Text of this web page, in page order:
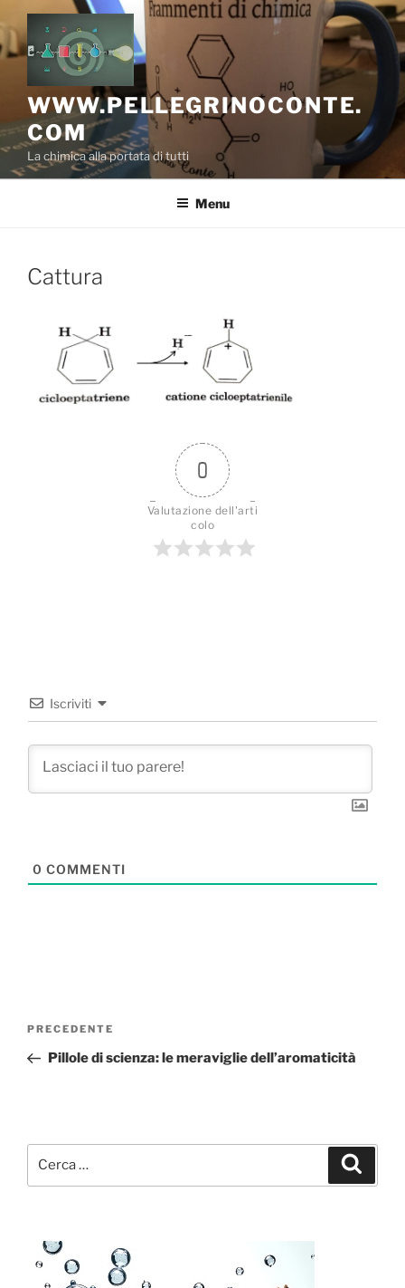
Salta
al
contenuto
WWW.PELLEGRINOCONTE.
COM
La chimica alla portata di tutti
Menu
Cattura
0
Valutazione dell'arti
colo
Iscriviti
0 COMMENTI
Navigazione
Articolo
precedente:
PRECEDENTE
Pillole di scienza: le meraviglie dell’aromaticità